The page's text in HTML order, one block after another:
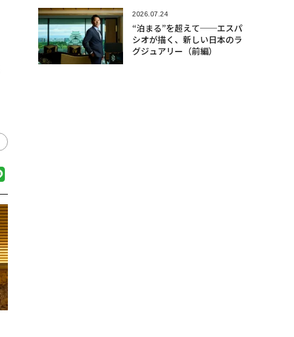
2026.07.24
“泊まる”を超えて──エスパ
シオが描く、新しい日本のラ
グジュアリー（前編）